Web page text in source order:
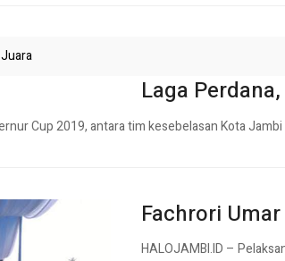
Laga
Cup 2019, antara tim kesebelasan Kota
Fachrori
HALOJAMBI.ID –